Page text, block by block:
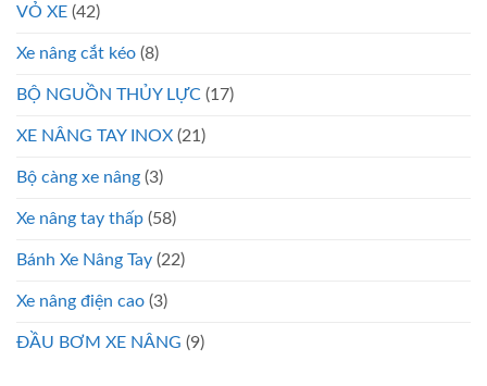
VỎ XE (42)
Xe nâng cắt kéo (8)
BỘ NGUỒN THỦY LỰC (17)
XE NÂNG TAY INOX (21)
Bộ càng xe nâng (3)
Xe nâng tay thấp (58)
Bánh Xe Nâng Tay (22)
Xe nâng điện cao (3)
ĐẦU BƠM XE NÂNG (9)